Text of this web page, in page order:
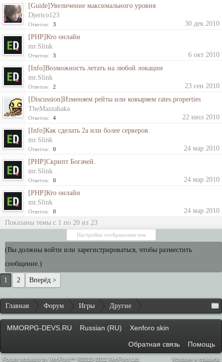
[Guide]Увеличение максимального уровня
Djerico123
Ответов: 3
30 дек 2010
[PHP]Кто онлайн
mr.Slink
Ответов: 3
6 окт 2010
[Info]Возможность летать на любой локации
mr.Slink
Ответов: 2
23 сен 2010
[Discussion]Изменяем рейты или ковыряем rates.properties
TheMazzahaka
Ответов: 4
22 июл 2010
[Info]Как сделать 2а или более серверов.
mr.Slink
Ответов: 0
24 мар 2010
[PHP]Скрипт Богачей.
mr.Slink
Ответов: 0
24 мар 2010
[PHP]Кто онлайн
mr.Slink
Ответов: 0
24 мар 2010
Показаны темы с 1 по 20 из 23
Настройки отображения тем
(Вы должны войти или зарегистрироваться, чтобы разместить
сообщение.)
1 2 Вперёд >
Главная Форум Игры Другие
MMORPG-DEVS.RU Russian (RU) Xenforo skin
Обратная связь Помощь
Условия и правила
Forum software by XenForo™ ©2010-2012 XenForo Ltd.